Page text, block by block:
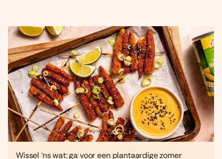
Wissel ‘ns wat: ga voor een plantaardige zomer